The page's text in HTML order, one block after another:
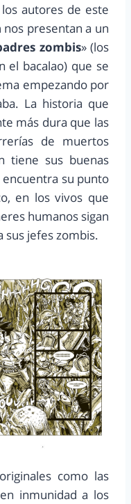
autores de este
nos presentan a un
zombis» (los
el bacalao) que se
empezando por
La historia que
más dura que las
de muertos
tiene sus buenas
encuentra su punto
en los vivos que
humanos sigan
sus jefes zombis.
como las
inmunidad a los